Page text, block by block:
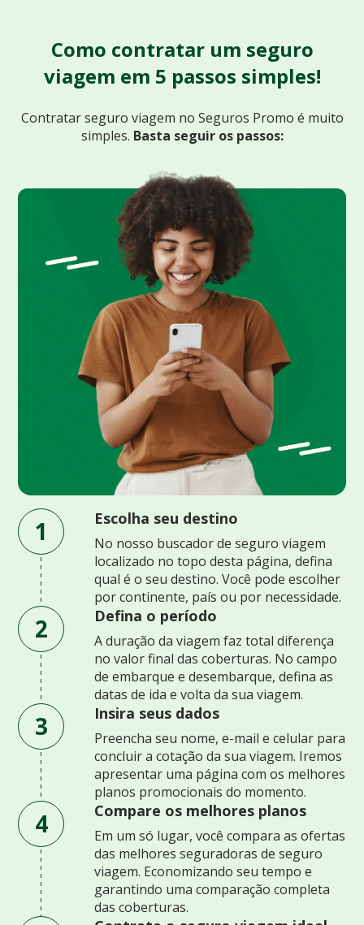
Como contratar um seguro
viagem em 5 passos simples!
Contratar seguro viagem no Seguros Promo é muito
simples. Basta seguir os passos:
1 Escolha seu destino
No nosso buscador de seguro viagem
localizado no topo desta página, defina
qual é o seu destino. Você pode escolher
por continente, país ou por necessidade.
2 Defina o período
A duração da viagem faz total diferença
no valor final das coberturas. No campo
de embarque e desembarque, defina as
datas de ida e volta da sua viagem.
3 Insira seus dados
Preencha seu nome, e-mail e celular para
concluir a cotação da sua viagem. Iremos
apresentar uma página com os melhores
planos promocionais do momento.
4 Compare os melhores planos
Em um só lugar, você compara as ofertas
das melhores seguradoras de seguro
viagem. Economizando seu tempo e
garantindo uma comparação completa
das coberturas.